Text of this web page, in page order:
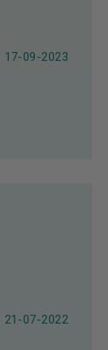
17-09-2023
21-07-2022